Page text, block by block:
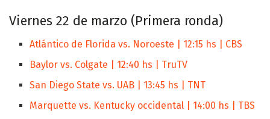
Viernes 22 de marzo (Primera ronda)
Atlántico de Florida vs. Noroeste | 12:15 hs | CBS
Baylor vs. Colgate | 12:40 hs | TruTV
San Diego State vs. UAB | 13:45 hs | TNT
Marquette vs. Kentucky occidental | 14:00 hs | TBS